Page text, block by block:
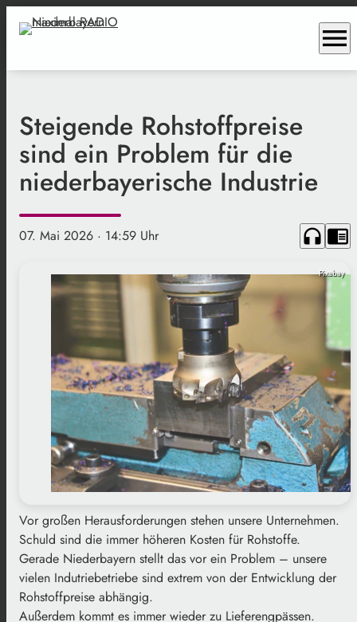
menu
Steigende Rohstoffpreise
sind ein Problem für die
niederbayerische Industrie
07. Mai 2026 · 14:59 Uhr headphones chrome_reader_mode
Pixabay
Vor großen Herausforderungen stehen unsere Unternehmen.
Schuld sind die immer höheren Kosten für Rohstoffe.
Gerade Niederbayern stellt das vor ein Problem – unsere
vielen Indutriebetriebe sind extrem von der Entwicklung der
Rohstoffpreise abhängig.
Außerdem kommt es immer wieder zu Lieferengpässen.